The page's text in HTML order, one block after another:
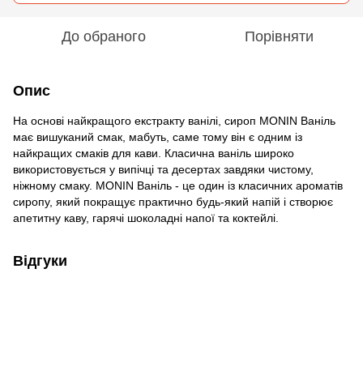
До обраного Порівняти
Опис
На основі найкращого екстракту ванілі, сироп MONIN Ваніль
має вишуканий смак, мабуть, саме тому він є одним із
найкращих смаків для кави. Класична ваніль широко
використовується у випічці та десертах завдяки чистому,
ніжному смаку. MONIN Ваніль - це один із класичних ароматів
сиропу, який покращує практично будь-який напій і створює
апетитну каву, гарячі шоколадні напої та коктейлі.
Відгуки